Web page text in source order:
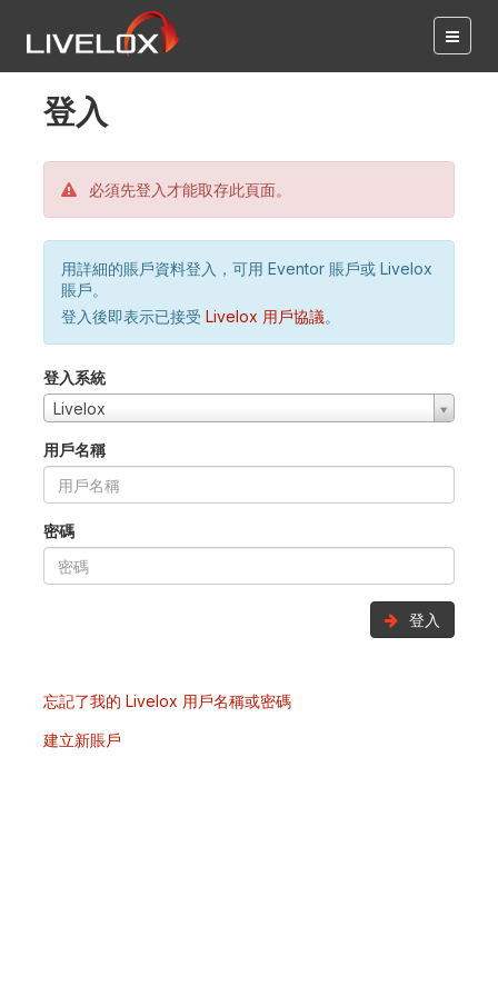
登入
必須先登入才能取存此頁面。
用詳細的賬戶資料登入，可用 Eventor 賬戶或 Livelox
賬戶。
登入後即表示已接受 Livelox 用戶協議。
登入系統
Livelox
用戶名稱
密碼
登入
忘記了我的 Livelox 用戶名稱或密碼
建立新賬戶